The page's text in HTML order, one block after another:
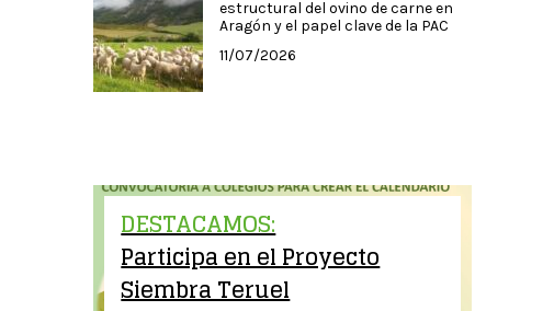
estructural del ovino de carne en
Aragón y el papel clave de la PAC
11/07/2026
DESTACAMOS:
Participa en el Proyecto
Siembra Teruel